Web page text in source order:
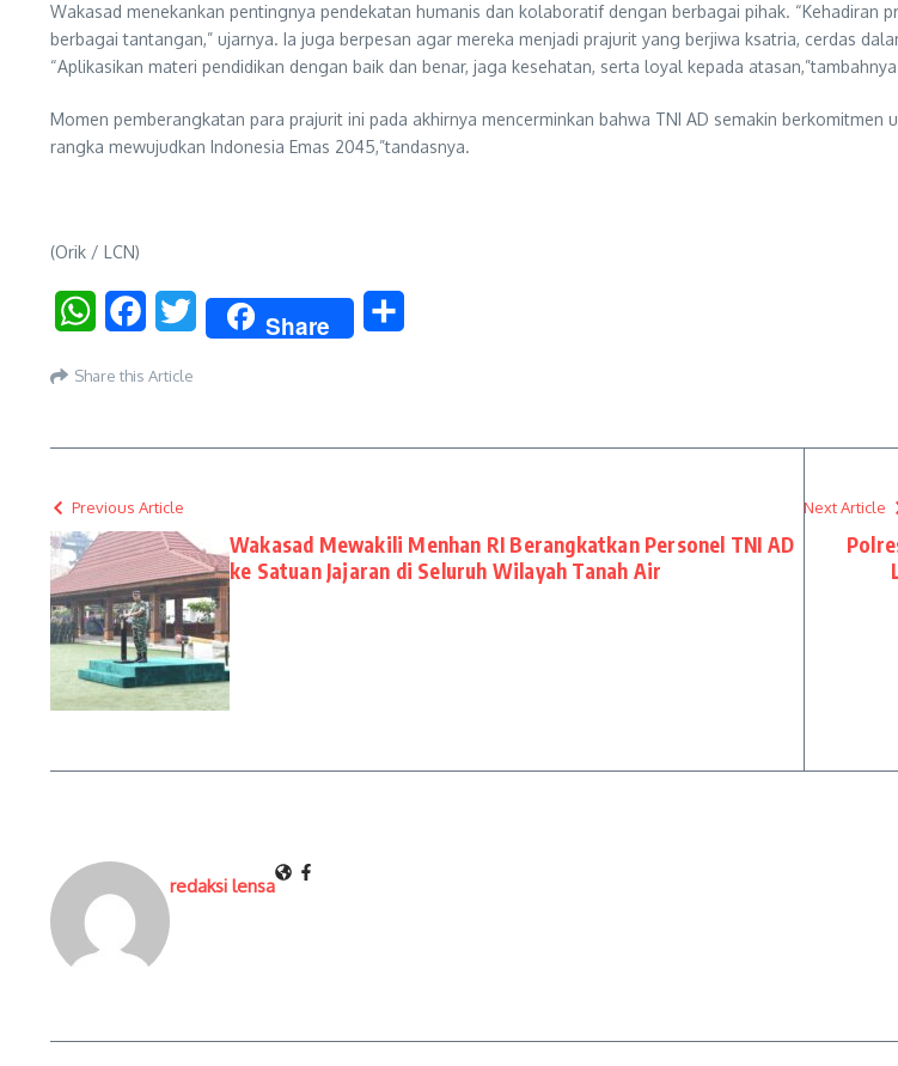
Wakasad menekankan pentingnya pendekatan humanis dan kolaboratif dengan berbagai pihak. “Kehadiran
berbagai tantangan,” ujarnya. Ia juga berpesan agar mereka menjadi prajurit yang berjiwa ksatria, cerdas
“Aplikasikan materi pendidikan dengan baik dan benar, jaga kesehatan, serta loyal kepada
Momen pemberangkatan para prajurit ini pada akhirnya mencerminkan bahwa TNI AD semakin
rangka mewujudkan Indonesia Emas 2045,”tandasnya.
(Orik / LCN)
WhatsAppFacebookTwitter Share
Share this Article
Previous Article
Wakasad Mewakili Menhan RI Berangkatkan Personel TNI AD
ke Satuan Jajaran di Seluruh Wilayah Tanah Air
Next Article
redaksi lensa